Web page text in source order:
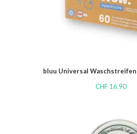
bluu Universal
CHF16.90